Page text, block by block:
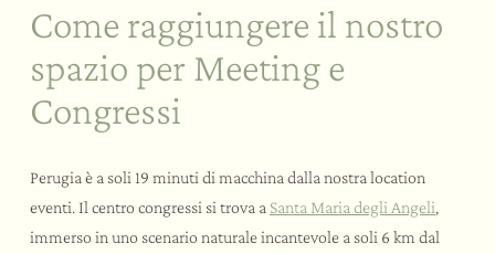
Come raggiungere il nostro
spazio per Meeting e
Congressi
Perugia è a soli 19 minuti di macchina dalla nostra location
eventi. Il centro congressi si trova a Santa Maria degli Angeli,
immerso in uno scenario naturale incantevole a soli 6 km dal